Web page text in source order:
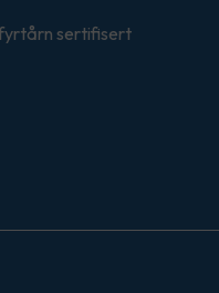
sertifisert